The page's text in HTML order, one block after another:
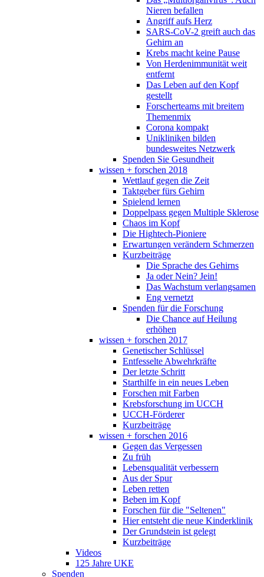
Nieren befallen
Angriff aufs Herz
SARS-CoV-2 greift auch das
Gehirn an
Krebs macht keine Pause
Von Herdenimmunität weit
entfernt
Das Leben auf den Kopf
gestellt
Forscherteams mit breitem
Themenmix
Corona kompakt
Unikliniken bilden
bundesweites Netzwerk
Spenden Sie Gesundheit
wissen + forschen 2018
Wettlauf gegen die Zeit
Taktgeber fürs Gehirn
Spielend lernen
Doppelpass gegen Multiple Sklerose
Chaos im Kopf
Die Hightech-Pioniere
Erwartungen verändern Schmerzen
Kurzbeiträge
Die Sprache des Gehirns
Ja oder Nein? Jein!
Das Wachstum verlangsamen
Eng vernetzt
Spenden für die Forschung
Die Chance auf Heilung
erhöhen
wissen + forschen 2017
Genetischer Schlüssel
Entfesselte Abwehrkräfte
Der letzte Schritt
Starthilfe in ein neues Leben
Forschen mit Farben
Krebsforschung im UCCH
UCCH-Förderer
Kurzbeiträge
wissen + forschen 2016
Gegen das Vergessen
Zu früh
Lebensqualität verbessern
Aus der Spur
Leben retten
Beben im Kopf
Forschen für die "Seltenen"
Hier entsteht die neue Kinderklinik
Der Grundstein ist gelegt
Kurzbeiträge
Videos
125 Jahre UKE
Spenden